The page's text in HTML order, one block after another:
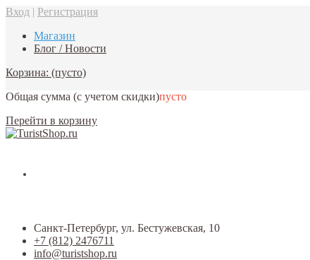
Вход | Регистрация
Магазин
Блог / Новости
Корзина: (пусто)
Общая сумма (с учетом скидки)пусто
Перейти в корзину
Санкт-Петербург, ул. Бестужевская, 10
+7 (812) 2476711
info@turistshop.ru